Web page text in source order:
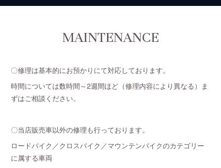
MAINTENANCE
〇修理は基本的にお預かりにて対応しております。
時間については数時間～2週間ほど（修理内容により異なる）ま
ずはご相談ください。
〇当店販売車以外の修理も行っております。
ロードバイク／クロスバイク／マウンテンバイクのカテゴリー
に属する車両